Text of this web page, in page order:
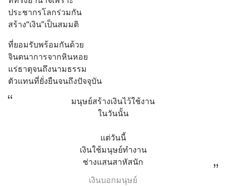
ประชากรโลกร่วมกัน
สร้าง“เงิน”เป็นสมมติ
ที่ยอมรับพร้อมกันด้วย
จินตนาการจากหินหอย
แร่ธาตุจนถึงนามธรรม
ตัวแทนที่ยั่งยืนจนถึงปัจจุบัน
มนุษย์สร้างเงินไว้ใช้งาน
ในวันนั้น
แต่วันนี้
เงินใช้มนุษย์ทำงาน
ช่างแสนสาหัสนัก
เงินบอกมนุษย์